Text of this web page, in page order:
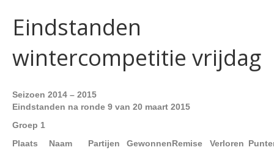
Eindstanden
wintercompetitie vrijdag
Seizoen 2014 – 2015
Eindstanden na ronde 9 van 20 maart 2015
Groep 1
Plaats
Naam Partijen GewonnenRemise Verloren